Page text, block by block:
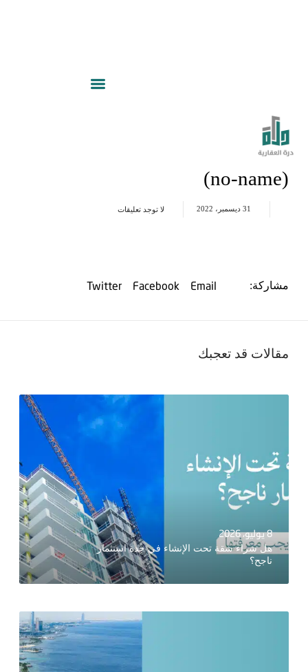
(no-name)
31 ديسمبر، 2022 لا توجد تعليقات
مشاركة: Email
Facebook
Twitter
مقالات قد تعجبك
8 يوليو، 2026
هل شراء شقة تحت الإنشاء في جدة استثمار
ناجح؟